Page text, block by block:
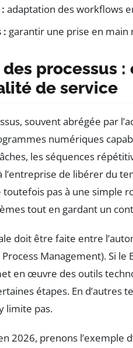
adaptation des workflows
: garantir une prise en
processus :
de service
souvent abrégée par
numériques
les séquences
l’entreprise de libérer du
pas à une simple
tout en gardant un
doit être faite entre
Management). Si
en œuvre des outils
étapes. En d’autres
limite pas.
2026, prenons l’exemple